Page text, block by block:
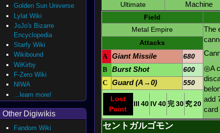
Ultimate
Machine
Field
Metal Empire
The
◎A
add
card
Attacks
A Giant Missile
680
B
Burst Shot
600
C
Guard (A→0) 550
Lost
Point
III 40 IV 40 完 30 究 20
セントガルゴモン
Golden Sun Universe
Lylat Wiki
JoJo's Bizarre
Encyclopedia
Starfy Wiki
Wikibound
WiKirby
F-Zero Wiki
NIWA
...learn more!
Other Digiwikis
Fandom Wiki